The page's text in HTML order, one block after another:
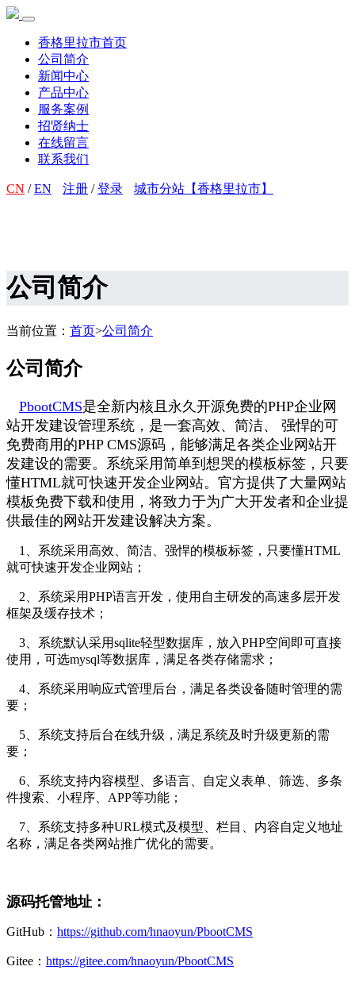
香格里拉市首页
公司简介
新闻中心
产品中心
服务案例
招贤纳士
在线留言
联系我们
CN /EN 注册 /登录 城市分站【香格里拉市】
公司简介
当前位置： 首页>公司简介
公司简介
PbootCMS是全新内核且永久开源免费的PHP企业网
站开发建设管理系统，是一套高效、简洁、 强悍的可
免费商用的PHP CMS源码，能够满足各类企业网站开
发建设的需要。系统采用简单到想哭的模板标签，只要
懂HTML就可快速开发企业网站。官方提供了大量网站
模板免费下载和使用，将致力于为广大开发者和企业提
供最佳的网站开发建设解决方案。
1、系统采用高效、简洁、强悍的模板标签，只要懂HTML
就可快速开发企业网站；
2、系统采用PHP语言开发，使用自主研发的高速多层开发
框架及缓存技术；
3、系统默认采用sqlite轻型数据库，放入PHP空间即可直接
使用，可选mysql等数据库，满足各类存储需求；
4、系统采用响应式管理后台，满足各类设备随时管理的需
要；
5、系统支持后台在线升级，满足系统及时升级更新的需
要；
6、系统支持内容模型、多语言、自定义表单、筛选、多条
件搜索、小程序、APP等功能；
7、系统支持多种URL模式及模型、栏目、内容自定义地址
名称，满足各类网站推广优化的需要。
源码托管地址：
GitHub： https://github.com/hnaoyun/PbootCMS
Gitee： https://gitee.com/hnaoyun/PbootCMS